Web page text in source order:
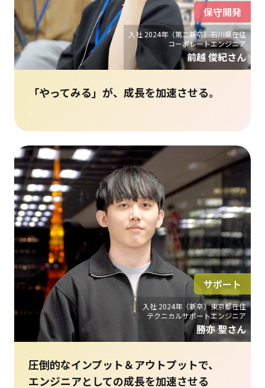
入社 2024年（第二新卒）石川県在住
コーポレートエンジニア
前越 俊紀さん
保守開発
「やってみる」が、成長を加速させる。
.
入社 2024年（新卒）東京都在住
テクニカルサポートエンジニア
勝亦 聖さん
サポート
圧倒的なインプット＆アウトプットで、
エンジニアとしての成長を加速させる